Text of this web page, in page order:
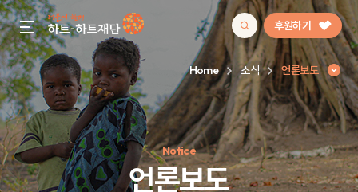
gnb menu open 후원하기
인기 키워드
#정기후원#하트플레이스#캠페인#팬덤후원
Home 소식 언론보도
Notice
언론보도